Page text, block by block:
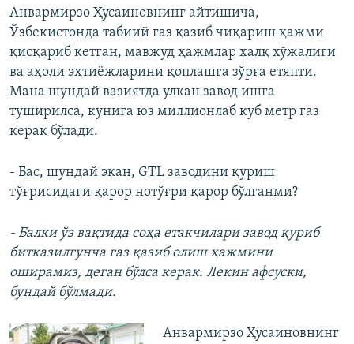
Анвармирзо Ҳусаиновнинг айтишича,
Ўзбекистонда табиий газ қазиб чиқариш ҳажми
қисқариб кетган, мавжуд ҳажмлар халқ хўжалиги
ва аҳоли эҳтиёжларини қоплашга зўрға етяпти.
Мана шундай вазиятда улкан завод ишга
туширилса, кунига юз миллионлаб куб метр газ
керак бўлади.
- Бас, шундай экан, GTL заводини қуриш
тўғрисидаги қарор нотўғри қарор бўлганми?
- Балки ўз вақтида соҳа етакчилари завод қуриб
битказилгунча газ қазиб олиш ҳажмини
оширамиз, деган бўлса керак. Лекин афсуски,
бундай бўлмади.
Анвармирзо Ҳусаиновнинг